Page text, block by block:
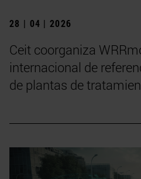
28 | 04 | 2026
Ceit coorganiza
internacional de
de plantas de